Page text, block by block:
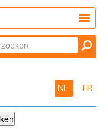
NL FR